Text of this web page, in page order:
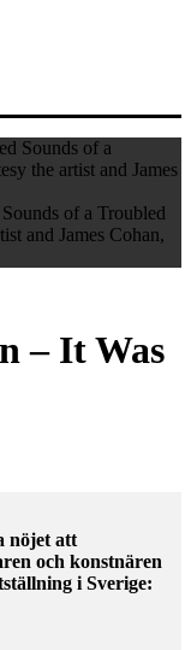
of a Troubled
and James Cohan,
– It Was
nöjet att
och konstnären
i Sverige: